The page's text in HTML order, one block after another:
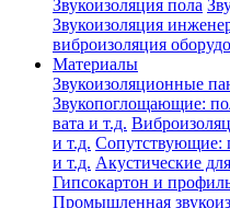
Звукоизоляция пола
Звукоизоляция
виброизоляция
Материалы
Звукоизоляционные
Звукопоглощающие:
вата и т.д.
и т.д. Сопутствующие:
и т.д. Акустические
Гипсокартон и
Промышленная